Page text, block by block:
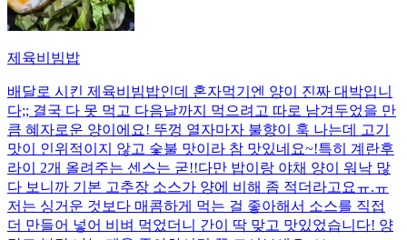
제육비빔밥
배달로 시킨 제육비빔밥인데 혼자먹기엔 양이 진짜 대박입니
다;; 결국 다 못 먹고 다음날까지 먹으려고 따로 남겨두었을 만
큼 혜자로운 양이에요! 뚜껑 열자마자 불향이 훅 나는데 고기
맛이 인위적이지 않고 숯불 맛이라 참 맛있네요~!특히 계란후
라이 2개 올려주는 센스는 굳!! ​다만 밥이랑 야채 양이 워낙 많
다 보니까 기본 고추장 소스가 양에 비해 좀 적더라고요ㅠ.ㅠ
저는 싱거운 것보다 매콤하게 먹는 걸 좋아해서 소스를 직접
더 만들어 넣어 비벼 먹었더니 간이 딱 맞고 맛있었습니다! 양